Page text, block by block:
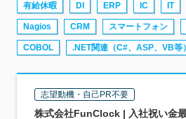
有給休暇 DI ERP IC IT
Nagios CRM スマートフォン
COBOL .NET関連（C#、ASP、VB等）
志望動機・自己PR不要
株式会社FunClock | 入社祝い金